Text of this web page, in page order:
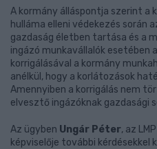
A kormány álláspontja szerint a
hulláma elleni védekezés során
gazdaság életben tartása és a
ingázó munkavállalók esetében
korrigálásával a kormány
anélkül, hogy a korlátozások
Amennyiben a korrigálás nem
elvesztő ingázóknak gazdasági
Az ügyben Ungár Péter, az
képviselője további